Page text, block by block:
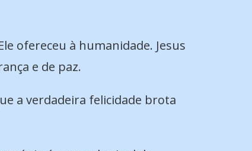
ofereceu à humanidade. Jesus
e de paz.
a verdadeira felicidade brota